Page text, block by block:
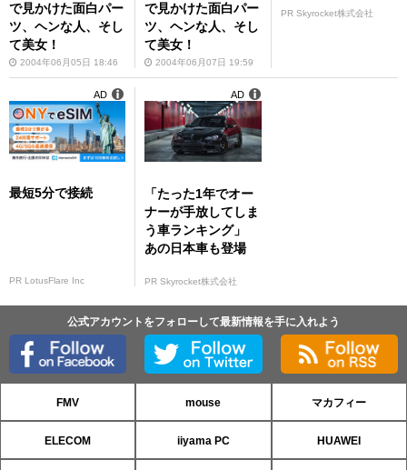
で見かけた面白パー
ツ、ヘンな人、そし
て美女！
2004年06月05日 18:46
で見かけた面白パー
ツ、ヘンな人、そし
て美女！
2004年06月07日 19:59
PR Skyrocket株式会社
最短5分で接続
PR LotusFlare Inc
AD
「たった1年でオー
ナーが手放してしま
う車ランキング」
あの日本車も登場
PR Skyrocket株式会社
AD
公式アカウントをフォローして最新情報を手に入れよう
FMV mouse マカフィー
ELECOM iiyama PC HUAWEI